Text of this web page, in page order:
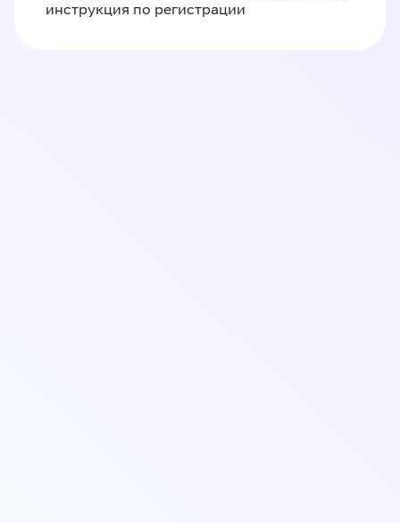
инструкция по регистрации